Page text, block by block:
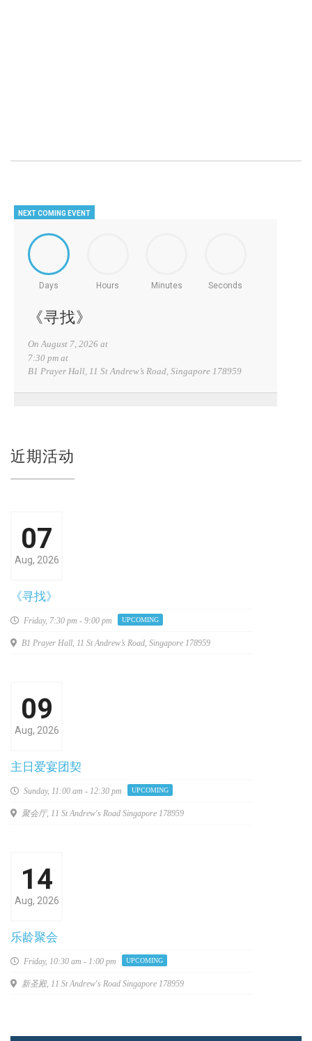
NEXT COMING EVENT
Days Hours Minutes Seconds
《寻找》
On August 7, 2026 at
7:30 pm at
B1 Prayer Hall, 11 St Andrew’s Road, Singapore 178959
近期活动
07
Aug, 2026
《寻找》
Friday, 7:30 pm - 9:00 pm UPCOMING
B1 Prayer Hall, 11 St Andrew’s Road, Singapore 178959
09
Aug, 2026
主日爱宴团契
Sunday, 11:00 am - 12:30 pm UPCOMING
聚会厅, 11 St Andrew's Road Singapore 178959
14
Aug, 2026
乐龄聚会
Friday, 10:30 am - 1:00 pm UPCOMING
新圣殿, 11 St Andrew's Road Singapore 178959